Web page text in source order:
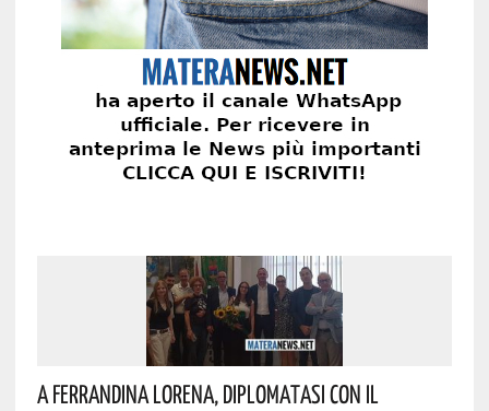
A Ferrandina Lorena, Diplomatasi Con Il